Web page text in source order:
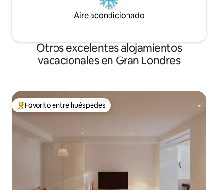
Aire acondicionado
Otros excelentes alojamientos
vacacionales en Gran Londres
De los mejores en Favorito entre huéspedes
Favorito entre huéspedes